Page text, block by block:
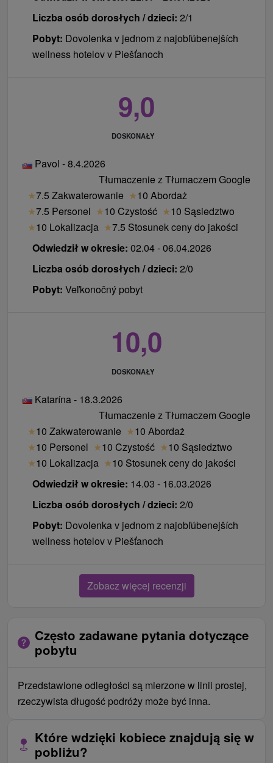
Standard. W pokoju może być tylko jedno zwierze
domowe (pies) i należy to zgłosić podczas
rezerwacji pobytu.
Liczba osób dorosłych / dzieci: 2/1
Pobyt: Dovolenka v jednom z najobľúbenejších
wellness hotelov v Piešťanoch
9,0
DOSKONAŁY
Pavol - 8.4.2026
Tłumaczenie z Tłumaczem Google
★7.5 Zakwaterowanie ★10 Abordaż
★7.5 Personel ★10 Czystość ★10 Sąsiedztwo
★10 Lokalizacja ★7.5 Stosunek ceny do jakości
Odwiedził w okresie: 02.04 - 06.04.2026
Liczba osób dorosłych / dzieci: 2/0
Pobyt: Veľkonočný pobyt
10,0
DOSKONAŁY
Katarína - 18.3.2026
Tłumaczenie z Tłumaczem Google
★10 Zakwaterowanie ★10 Abordaż
★10 Personel ★10 Czystość ★10 Sąsiedztwo
★10 Lokalizacja ★10 Stosunek ceny do jakości
Odwiedził w okresie: 14.03 - 16.03.2026
Liczba osób dorosłych / dzieci: 2/0
Pobyt: Dovolenka v jednom z najobľúbenejších
wellness hotelov v Piešťanoch
Zobacz więcej recenzji
Często zadawane pytania dotyczące
pobytu
Przedstawione odległości są mierzone w linii prostej,
rzeczywista długość podróży może być inna.
Które wdzięki kobiece znajdują się w
pobliżu?